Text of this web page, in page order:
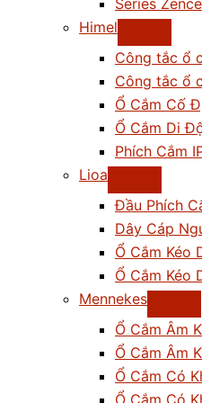
Series
Himel
Công tắc ổ
Công tắc ổ
Ổ Cắm Cố
Ổ Cắm Di
Phích Cắm
Lioa
Đầu Phích
Dây Cáp
Ổ Cắm Kéo
Ổ Cắm Kéo
Mennekes
Ổ Cắm Âm
Ổ Cắm Âm
Ổ Cắm Có